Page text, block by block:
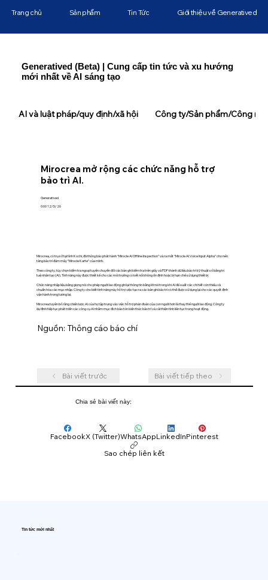
Generatived (Beta) | Cung cấp tin tức và xu hướng
mới nhất về AI sáng tạo
Mirocrea mở rộng các chức năng hỗ trợ
bảo trì AI.
Generatived
0:00 12/5/26
Mirocrea, có trụ sở tại tỉnh Kochi, đã thông báo phát hành “Mirocle AI Offline Inspection” và ra mắt “Mirocle AI Voice Input Alpha” cho nền
tảng bảo trì đám mây “Mirocle Karte” của mình.
Theo công ty, tùy chọn kiểm tra ngoại tuyến chuyển đổi các bản ghi kiểm tra trên giấy và PDF thành dữ liệu bảo trì kỹ thuật số bằng trí
tuệ nhân tạo (AI). Tính năng này được thiết kế cho các môi trường có kết nối không ổn định hoặc bị hạn chế sử dụng thiết bị.
Chức năng nhập liệu bằng giọng nói cho phép người lao động ghi lại thông tin bằng lời nói trong khi AI đề xuất các chi tiết còn thiếu và
chuẩn hóa các mục nhập. Công ty cho biết tính năng này hỗ trợ việc tạo ra các bản ghi bảo trì có thể được sử dụng lại cho các quyết định
vận hành trong tương lai.
Mirocrea tuyên bố rằng chiến lược AI của họ tập trung vào việc hỗ trợ phán đoán của con người hơn là thay thế người lao động. Công ty
dự định tiếp tục phát triển các công cụ AI nhằm mục đích bảo tồn kiến ​​thức bảo trì và cải thiện tính liên tục trong hoạt động.
Nguồn: Thông cáo báo chí
Bài viết trước Bài viết tiếp theo
Trang chủ Sản phẩm Tin Tức Giới thiệu về Generatived
Chia sẻ bài viết này:
FacebookX (Twitter)WhatsAppLinkedInPinterest
Sao chép liên kết
AI và luật pháp/quy định/xã hội Công ty/Sản phẩm/Công
Tin tức mới nhất